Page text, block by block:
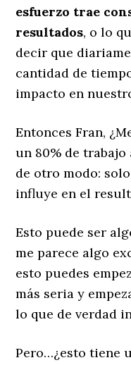
esfuerzo trae
resultados, o lo
decir que
cantidad de
impacto en
Entonces Fran,
un 80% de
de otro modo:
influye en el
Esto puede ser
me parece algo
esto puedes
más seria y
lo que de verdad
Pero…¿esto tiene